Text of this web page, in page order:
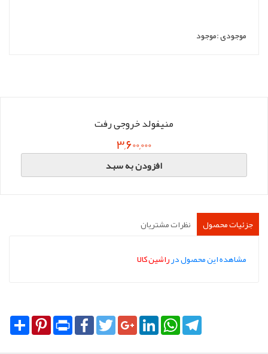
موجودی :موجود
منیفولد خروجی رفت
3,600,000
افزودن به سبد
جزئیات محصول نظرات مشتریان
مشاهده این محصول درراشین کالا
Share PinterestPrint FacebookTwitterGoogle+LinkedInWhatsApp